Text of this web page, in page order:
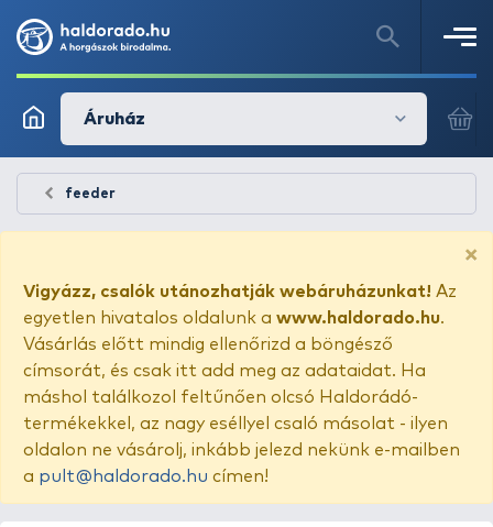
Áruház
feeder
×
Vigyázz, csalók utánozhatják webáruházunkat! Az
egyetlen hivatalos oldalunk a www.haldorado.hu.
Vásárlás előtt mindig ellenőrizd a böngésző
címsorát, és csak itt add meg az adataidat. Ha
máshol találkozol feltűnően olcsó Haldorádó-
termékekkel, az nagy eséllyel csaló másolat - ilyen
oldalon ne vásárolj, inkább jelezd nekünk e-mailben
a pult@haldorado.hu címen!